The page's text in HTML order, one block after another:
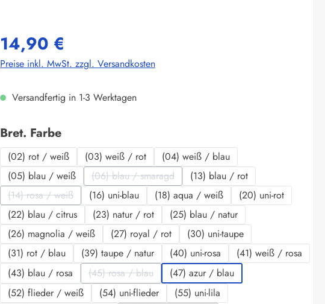
14,90 €
Preise inkl. MwSt. zzgl. Versandkosten
Versandfertig in 1-3 Werktagen
Bret. Farbeauswählen
(02) rot / weiß (03) weiß / rot
(04) weiß / blau
(05) blau / weiß
(06) blau / smaragd
(Diese Option ist zurzeit nicht verfügbar.)
(13) blau / rot
(14) rosa / weiß
(Diese Option ist zurzeit nicht verfügbar.)
(16) uni-blau (18) aqua / weiß
(20) uni-rot
(22) blau / citrus
(23) natur / rot
(25) blau / natur
(26) magnolia / weiß
(27) royal / rot
(30) uni-taupe
(31) rot / blau
(39) taupe / natur (40) uni-rosa
(41) weiß / rosa
(43) blau / rosa
(45) rosa / blau
(Diese Option ist zurzeit nicht verfügbar.)
(47) azur / blau
(52) flieder / weiß
(54) uni-flieder
(55) uni-lila